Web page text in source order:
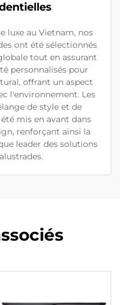
luxe au Vietnam, nos
ont été sélectionnés
tout en assurant
personnalisés pour
offrant un aspect
l'environnement. Les
de style et de
mis en avant dans
renforçant ainsi la
leader des solutions